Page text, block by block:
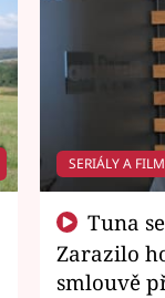
SERIÁLY A
Zarazilo
smlouvě